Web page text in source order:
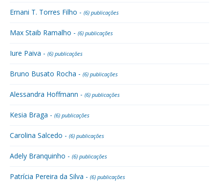
Ernani T. Torres Filho - (6) publicações
Max Staib Ramalho - (6) publicações
Iure Paiva - (6) publicações
Bruno Busato Rocha - (6) publicações
Alessandra Hoffmann - (6) publicações
Kesia Braga - (6) publicações
Carolina Salcedo - (6) publicações
Adely Branquinho - (6) publicações
Patrícia Pereira da Silva - (6) publicações